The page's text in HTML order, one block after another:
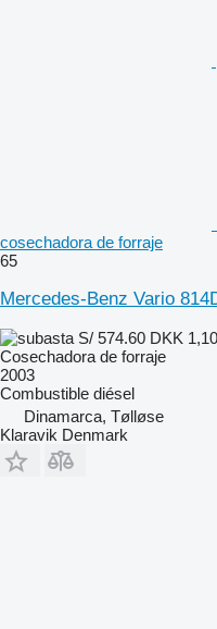
cosechadora de forraje
65
Mercedes-Benz Vario
S/ 574.60 DKK
Cosechadora de forraje
2003
Combustible diésel
Dinamarca, Tølløse
Klaravik Denmark